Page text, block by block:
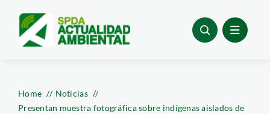
content
Home
Noticias
Presentan muestra fotográfica sobre indígenas aislados de